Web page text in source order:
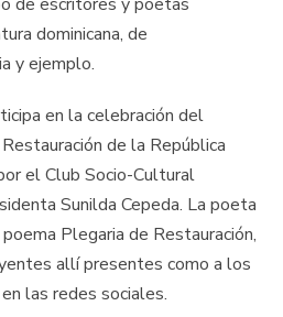
dominicana, de
y ejemplo.
en la celebración del
de la República
el Club Socio-Cultural
Sunilda Cepeda. La poeta
Plegaria de Restauración,
allí presentes como a los
las redes sociales.